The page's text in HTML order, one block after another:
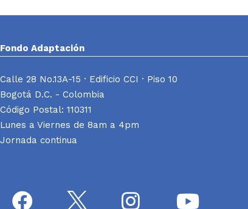
Fondo Adaptación
Calle 28 No.13A-15 · Edificio CCI · Piso 10
Bogotá D.C. - Colombia
Código Postal: 110311
Lunes a Viernes de 8am a 4pm
Jornada continua